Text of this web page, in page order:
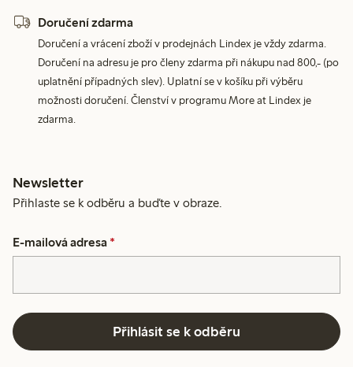
Doručení zdarma
Doručení a vrácení zboží v prodejnách Lindex je vždy zdarma.
Doručení na adresu je pro členy zdarma při nákupu nad 800,- (po
uplatnění případných slev). Uplatní se v košíku při výběru
možnosti doručení. Členství v programu More at Lindex je
zdarma.
Newsletter
Přihlaste se k odběru a buďte v obraze.
E-mailová adresa *
Přihlásit se k odběru